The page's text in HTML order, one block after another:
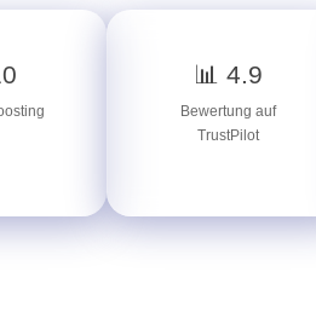
📊 4.9
Bewertung auf
TrustPilot